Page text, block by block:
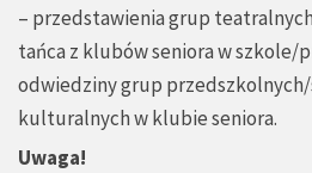
– przedstawienia grup
tańca z klubów seniora w szkole/
odwiedziny grup
kulturalnych w klubie seniora.
Uwaga!